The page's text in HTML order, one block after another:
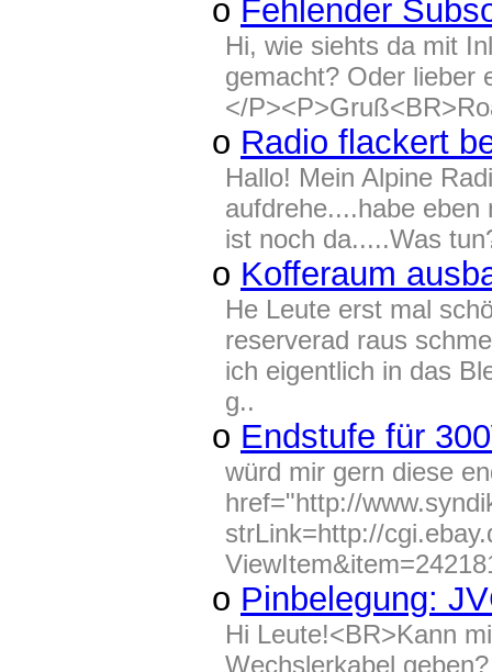
o Fehlender
Hi, wie siehts da mit
gemacht? Oder lieber
</
o Radio flackert
Hallo! Mein Alpine
aufdrehe....habe
ist noch da.....Was
o Kofferaum
He Leute erst mal
reserverad raus
ich eigentlich in das
g..
o Endstufe für
würd mir gern diese
href="http://
strLink=http://
o Pinbelegung:
Hi Leute!<BR>Kann
Wechslerkabel